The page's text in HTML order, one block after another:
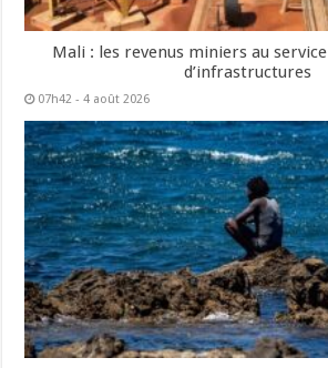
Mali : les revenus miniers au service
d’infrastructures
07h42 - 4 août 2026